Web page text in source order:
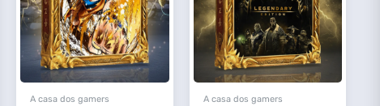
A casa dos gamers A casa dos gamers